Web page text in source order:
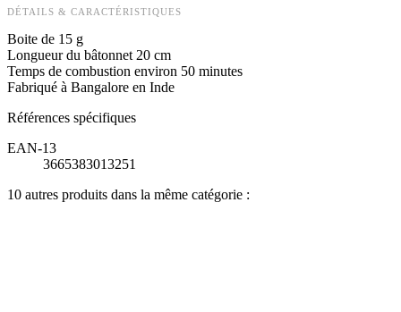
DÉTAILS & CARACTÉRISTIQUES
Boite de 15 g
Longueur du bâtonnet 20 cm
Temps de combustion environ 50 minutes
Fabriqué à Bangalore en Inde
Références spécifiques
EAN-13
3665383013251
10 autres produits dans la même catégorie :